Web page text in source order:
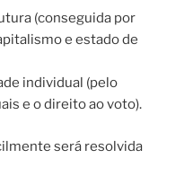
(conseguida por
e estado de
individual (pelo
e o direito ao voto).
será resolvida